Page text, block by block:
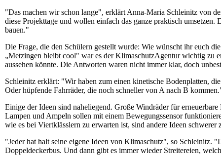
"Das machen wir schon lange", erklärt Anna-Maria Schleinitz von
diese Projekttage und wollen einfach das ganze praktisch
bauen."
Die Frage, die den Schülern gestellt wurde: Wie wünscht ihr euch
„Metzingen bleibt cool" war es der KlimaschutzAgentur wichtig zu
aussehen könnte. Die Antworten waren nicht immer klar, doch
Schleinitz erklärt: "Wir haben zum einen kinetische Bodenplatten,
Oder hüpfende Fahrräder, die noch schneller von A nach B
Einige der Ideen sind naheliegend. Große Windräder für
Lampen und Ampeln sollen mit einem Bewegungssensor
wie es bei Viertklässlern zu erwarten ist, sind andere Ideen
"Jeder hat halt seine eigene Ideen von Klimaschutz", so Schleinitz.
Doppeldeckerbus. Und dann gibt es immer wieder Streitereien,